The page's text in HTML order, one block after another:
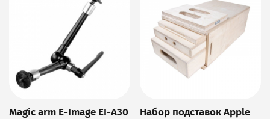
Magic arm E-Image EI-A30
Набор подставок Apple